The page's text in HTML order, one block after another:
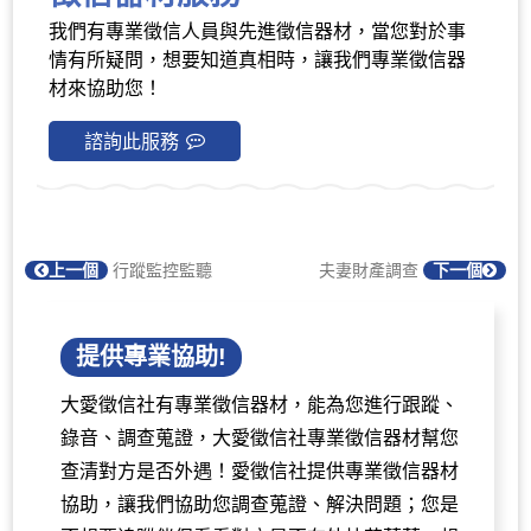
我們有專業徵信人員與先進徵信器材，當您對於事
情有所疑問，想要知道真相時，讓我們專業徵信器
材來協助您！
諮詢此服務
上一個 行蹤監控監聽 夫妻財產調查 下一個
提供專業協助!
大愛徵信社有專業徵信器材，能為您進行跟蹤、
錄音、調查蒐證，大愛徵信社專業徵信器材幫您
查清對方是否外遇！愛徵信社提供專業徵信器材
協助，讓我們協助您調查蒐證、解決問題；您是